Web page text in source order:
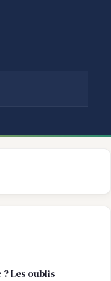
Les oublis